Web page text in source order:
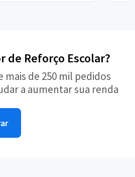
de Reforço Escolar?
mais de 250 mil pedidos
a aumentar sua renda